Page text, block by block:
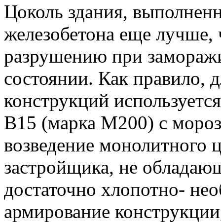
Цоколь здания,
железобетона еще
разрушению при
состоянии. Как правило,
конструкций
В15 (марка М200) с
возведение монолитного
застройщика, не
достаточно хлопотно-
армирование